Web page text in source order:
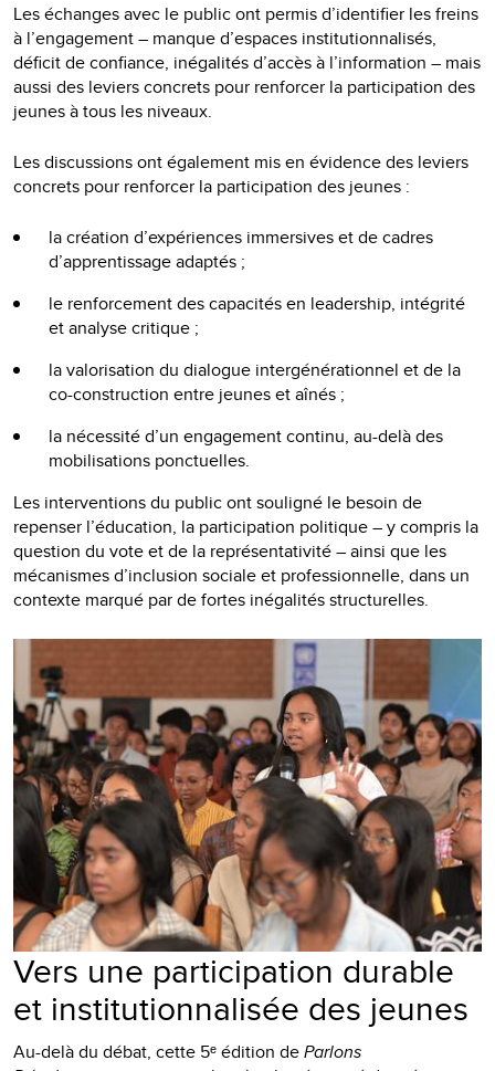
Les échanges avec le public ont permis d’identifier les freins
à l’engagement – manque d’espaces institutionnalisés,
déficit de confiance, inégalités d’accès à l’information – mais
aussi des leviers concrets pour renforcer la participation des
jeunes à tous les niveaux.
Les discussions ont également mis en évidence des leviers
concrets pour renforcer la participation des jeunes :
la création d’expériences immersives et de cadres
d’apprentissage adaptés ;
le renforcement des capacités en leadership, intégrité
et analyse critique ;
la valorisation du dialogue intergénérationnel et de la
co-construction entre jeunes et aînés ;
la nécessité d’un engagement continu, au-delà des
mobilisations ponctuelles.
Les interventions du public ont souligné le besoin de
repenser l’éducation, la participation politique – y compris la
question du vote et de la représentativité – ainsi que les
mécanismes d’inclusion sociale et professionnelle, dans un
contexte marqué par de fortes inégalités structurelles.
Vers une participation durable
et institutionnalisée des jeunes
Au-delà du débat, cette 5ᵉ édition deParlons